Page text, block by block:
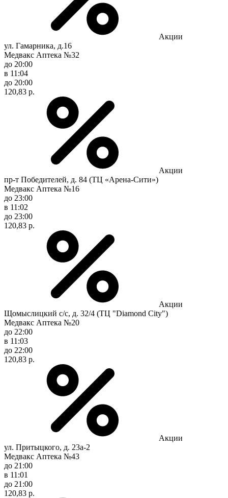
Акции
ул. Гамарника, д.16
Медвакс Аптека №32
до 20:00
в 11:04
до 20:00
120,83 р.
Акции
пр-т Победителей, д. 84 (ТЦ «Арена-Сити»)
Медвакс Аптека №16
до 23:00
в 11:02
до 23:00
120,83 р.
Акции
Щомыслицкий с/с, д. 32/4 (ТЦ "Diamond City")
Медвакс Аптека №20
до 22:00
в 11:03
до 22:00
120,83 р.
Акции
ул. Притыцкого, д. 23а-2
Медвакс Аптека №43
до 21:00
в 11:01
до 21:00
120,83 р.